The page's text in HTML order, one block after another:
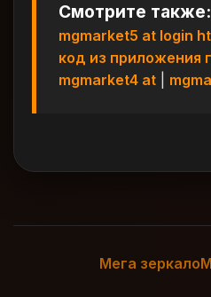
Смотрите также:
mgmarket5 at login
код из приложения
mgmarket4 at
Мега зеркало